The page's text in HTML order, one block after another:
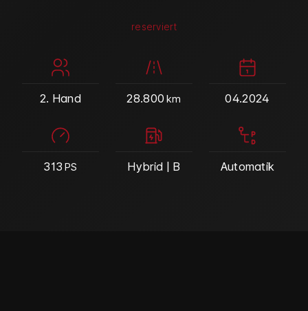
reserviert
2. Hand 28.800 km 04.2024
313 PS Hybrid | B Automatik